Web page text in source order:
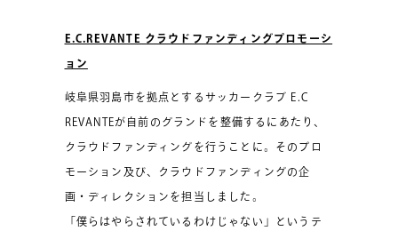
E.C.REVANTE クラウドファンディングプロモーシ
ョン
岐阜県羽島市を拠点とするサッカークラブ E.C
REVANTEが自前のグランドを整備するにあたり、
クラウドファンディングを行うことに。そのプロ
モーション及び、クラウドファンディングの企
画・ディレクションを担当しました。
「僕らはやらされているわけじゃない」というテ